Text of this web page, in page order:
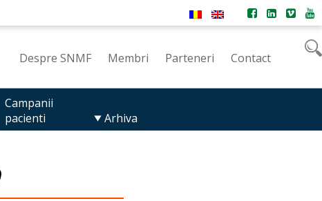
Despre SNMF Membri Parteneri Contact
Campanii
pacienti
Arhiva